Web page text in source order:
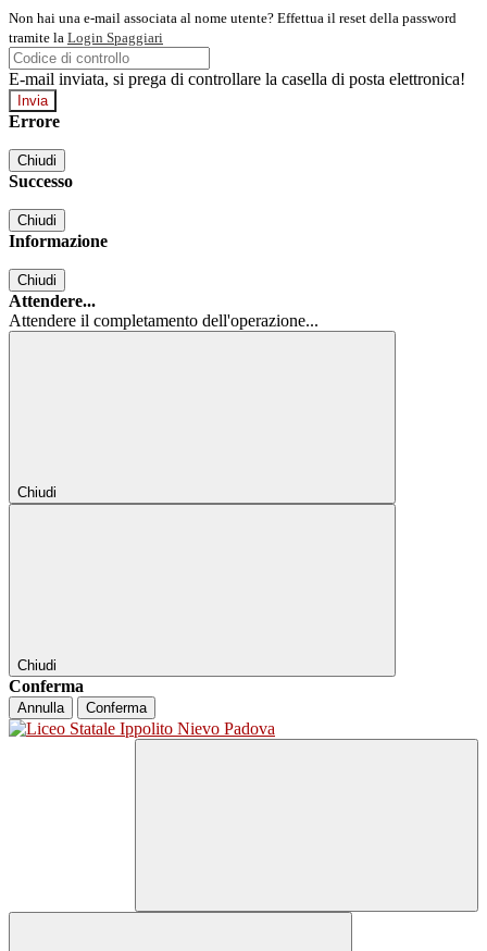
Non hai una e-mail associata al nome utente? Effettua il reset della password
tramite la Login Spaggiari
E-mail inviata, si prega di controllare la casella di posta elettronica!
Errore
Chiudi
Successo
Chiudi
Informazione
Chiudi
Attendere...
Attendere il completamento dell'operazione...
Chiudi
Chiudi
Conferma
Annulla Conferma